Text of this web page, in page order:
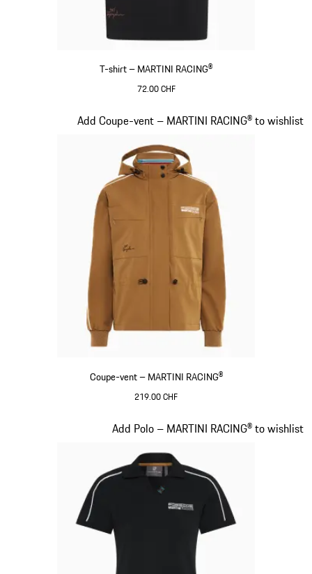
T-shirt – MARTINI RACING®
72.00 CHF
Coupe-vent – MARTINI RACING®
219.00 CHF
Add Coupe-vent – MARTINI RACING® to wishlist
Diapositive 5 sur 20
Add Polo – MARTINI RACING® to wishlist